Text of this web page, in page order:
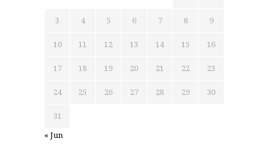
3 4 5 6 7 8 9
10 11 12 13 14 15 16
17 18 19 20 21 22 23
24 25 26 27 28 29 30
31
« Jun